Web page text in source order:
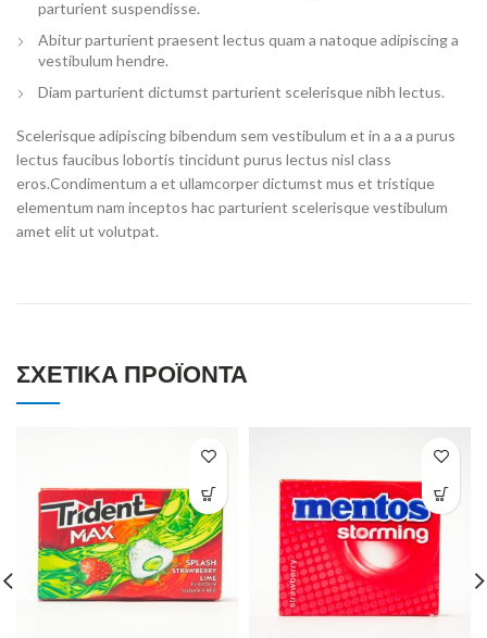
parturient suspendisse.
Abitur parturient praesent lectus quam a natoque adipiscing a
vestibulum hendre.
Diam parturient dictumst parturient scelerisque nibh lectus.
Scelerisque adipiscing bibendum sem vestibulum et in a a a purus
lectus faucibus lobortis tincidunt purus lectus nisl class
eros.Condimentum a et ullamcorper dictumst mus et tristique
elementum nam inceptos hac parturient scelerisque vestibulum
amet elit ut volutpat.
ΣΧΕΤΙΚΆ ΠΡΟΪΌΝΤΑ